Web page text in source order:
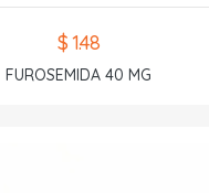
$ 1.48
FUROSEMIDA 40 MG